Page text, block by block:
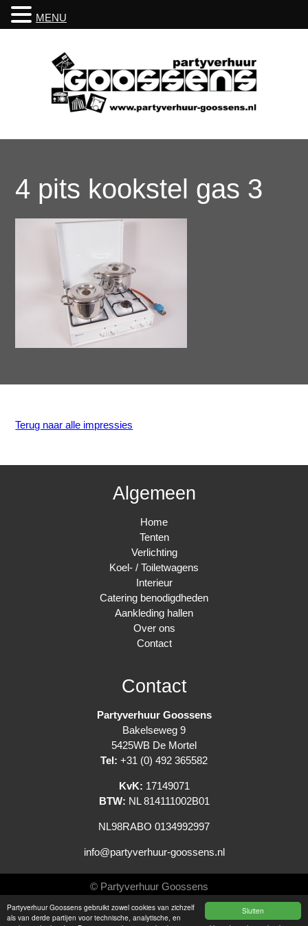
Sluiten
Partyverhuur Goossens gebruikt zowel cookies van zichzelf
als van derde partijen voor technische, analytische, en
4 pits kookstel gas 3
Terug naar alle impressies
Algemeen
Home
Tenten
Verlichting
Koel- / Toiletwagens
Interieur
Catering benodigdheden
Aankleding hallen
Over ons
Contact
Contact
Partyverhuur Goossens
Bakelseweg 9
5425WB De Mortel
Tel: +31 (0) 492 365582
KvK: 17149071
BTW: NL 814111002B01
NL98RABO 0134992997
info@partyverhuur-goossens.nl
© Partyverhuur Goossens
Algemene voorwaarden
MENU